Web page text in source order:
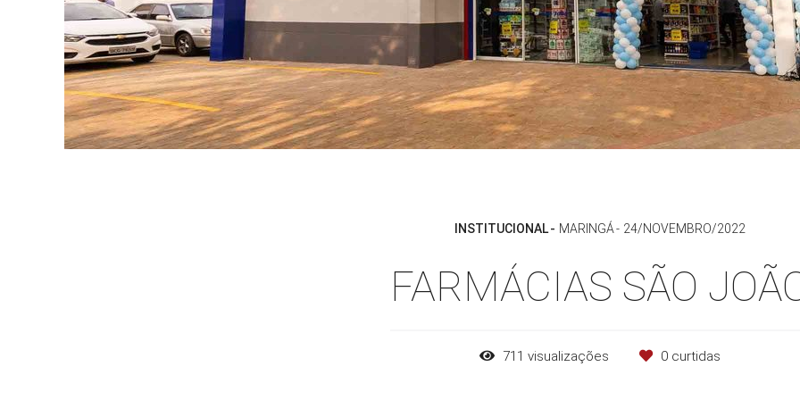
INSTITUCIONAL MARINGÁ 24/NOVEMBRO/2022
FARMÁCIAS SÃO
711 visualizações 0 curtidas